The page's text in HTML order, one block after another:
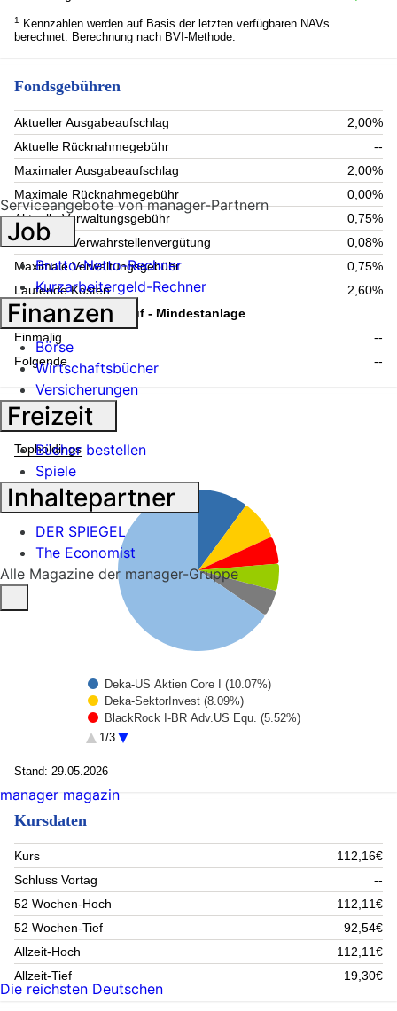
1
Kennzahlen werden auf Basis der letzten verfügbaren NAVs
berechnet. Berechnung nach BVI-Methode.
Fondsgebühren
Aktueller Ausgabeaufschlag
2,00%
Aktuelle Rücknahmegebühr
--
Maximaler Ausgabeaufschlag
2,00%
Maximale Rücknahmegebühr
0,00%
Aktuelle Verwaltungsgebühr
0,75%
Maximale Verwahrstellenvergütung
0,08%
Maximale Verwaltungsgebühr
0,75%
Laufende Kosten
2,60%
Information zum Kauf - Mindestanlage
Einmalig
--
Folgende
--
Fondsstruktur
Topholdings
Deka-US Aktien Core I (10.07%)
Deka-SektorInvest (8.09%)
BlackRock I-BR Adv.US Equ. (5.52%)
JPMorg.I.-US Select Equity Fd (5.46%)
Rest (65.56%)
1/3
Stand: 29.05.2026
Kursdaten
Kurs
112,16€
Schluss Vortag
--
52 Wochen-Hoch
112,11€
52 Wochen-Tief
92,54€
Allzeit-Hoch
112,11€
Allzeit-Tief
19,30€
Serviceangebote von manager-Partnern
Job
Brutto-Netto-Rechner
Kurzarbeitergeld-Rechner
Finanzen
Börse
Wirtschaftsbücher
Versicherungen
Freizeit
Bücher bestellen
Spiele
Inhaltepartner
DER SPIEGEL
The Economist
Alle Magazine der manager-Gruppe
manager magazin
Die reichsten Deutschen